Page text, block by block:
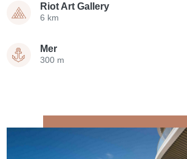
Riot Art Gallery
6 km
Mer
300 m